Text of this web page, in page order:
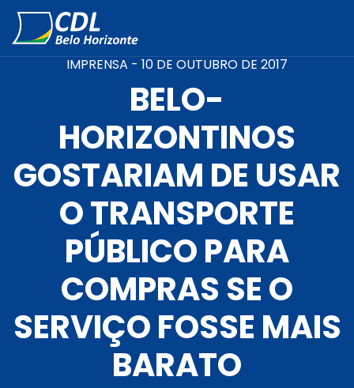
IMPRENSA - 10 DE OUTUBRO DE 2017
BELO-
HORIZONTINOS
GOSTARIAM DE USAR
O TRANSPORTE
PÚBLICO PARA
COMPRAS SE O
SERVIÇO FOSSE MAIS
BARATO